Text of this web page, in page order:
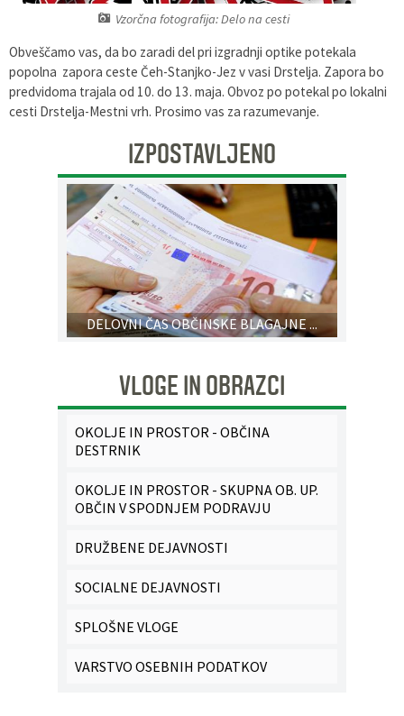
Vzorčna fotografija: Delo na cesti
Obveščamo vas, da bo zaradi del pri izgradnji optike potekala
popolna zapora ceste Čeh-Stanjko-Jez v vasi Drstelja. Zapora bo
predvidoma trajala od 10. do 13. maja. Obvoz po potekal po lokalni
cesti Drstelja-Mestni vrh. Prosimo vas za razumevanje.
IZPOSTAVLJENO
DELOVNI ČAS OBČINSKE BLAGAJNE ...
VLOGE IN OBRAZCI
OKOLJE IN PROSTOR - OBČINA
DESTRNIK
OKOLJE IN PROSTOR - SKUPNA OB. UP.
OBČIN V SPODNJEM PODRAVJU
DRUŽBENE DEJAVNOSTI
SOCIALNE DEJAVNOSTI
SPLOŠNE VLOGE
VARSTVO OSEBNIH PODATKOV
Pobratene občine
Organigram
Varstvo osebnih podatkov
Katalog informacij javnega značaja
Strategije, programi
Uradni vestniki
Proračun občine
Lokalna ponudba